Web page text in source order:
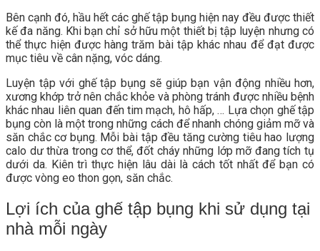
Bên cạnh đó, hầu hết các ghế tập bụng hiện nay đều được thiết
kế đa năng. Khi bạn chỉ sở hữu một thiết bị tập luyện nhưng có
thể thực hiện được hàng trăm bài tập khác nhau để đạt được
mục tiêu về cân nặng, vóc dáng.
Luyện tập với ghế tập bụng sẽ giúp bạn vận động nhiều hơn,
xương khớp trở nên chắc khỏe và phòng tránh được nhiều bệnh
khác nhau liên quan đến tim mạch, hô hấp, … Lựa chọn ghế tập
bụng còn là một trong những cách để nhanh chóng giảm mỡ và
săn chắc cơ bụng. Mỗi bài tập đều tăng cường tiêu hao lượng
calo dư thừa trong cơ thể, đốt cháy những lớp mỡ đang tích tụ
dưới da. Kiên trì thực hiện lâu dài là cách tốt nhất để bạn có
được vòng eo thon gọn, săn chắc.
Lợi ích của ghế tập bụng khi sử dụng tại
nhà mỗi ngày